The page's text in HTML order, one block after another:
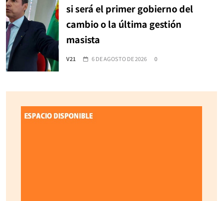
si será el primer gobierno del
cambio o la última gestión
masista
V21 6 DE AGOSTO DE 2026 0